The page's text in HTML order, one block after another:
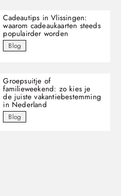
Cadeautips in Vlissingen:
waarom cadeaukaarten steeds
populairder worden
Blog
Groepsuitje of
familieweekend: zo kies je
de juiste vakantiebestemming
in Nederland
Blog